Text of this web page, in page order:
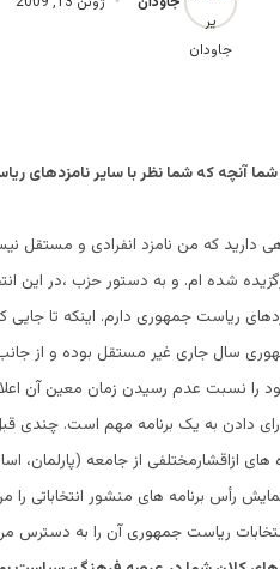
آنچه که شما نظر با سایر نامزدهای
دارید که من نامزد انفرادی و مستقل
شده ام. و به دستور حزب ،در این
ریاست جمهوری دارم. اینکه تا
سال جاری غیر مستقل بوده و از
خود را نسبت عدم رسیدن زمان معین آن
دادن به یک برنامه مهم است. چندی
های ازاقشارمختلفی از جامعه
رأس برنامه های منشور انتخاباتی
ریاست جمهوری آن را به دسترس